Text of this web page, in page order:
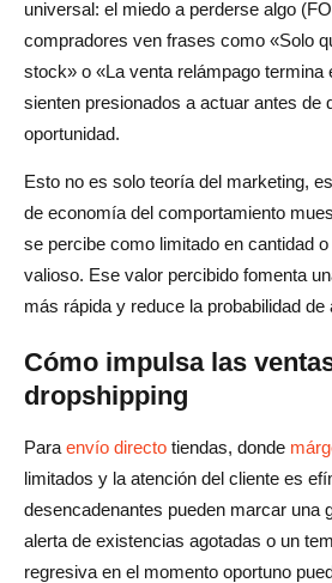
universal: el miedo a perderse algo
compradores ven frases como «Solo
stock» o «La venta relámpago termina
sienten presionados a actuar antes de
oportunidad.
Esto no es solo teoría del marketing,
de economía del comportamiento
se percibe como limitado en cantidad
valioso. Ese valor percibido fomenta
más rápida y reduce la probabilidad de
Cómo impulsa las
dropshipping
Para envío directo tiendas, donde
limitados y la atención del cliente es
desencadenantes pueden marcar una
alerta de existencias agotadas o un
regresiva en el momento oportuno